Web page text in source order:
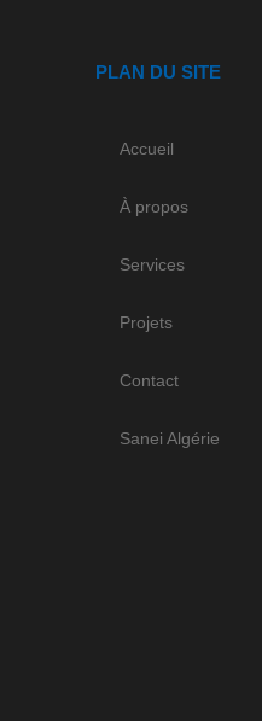
PLAN DU SITE
Accueil
À propos
Services
Projets
Contact
Sanei Algérie